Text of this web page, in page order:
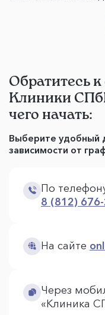
Обратитесь
Клиники
чего начать:
Выберите удобный
зависимости от
По
8 (812)
На сайте
Через
«Клиника